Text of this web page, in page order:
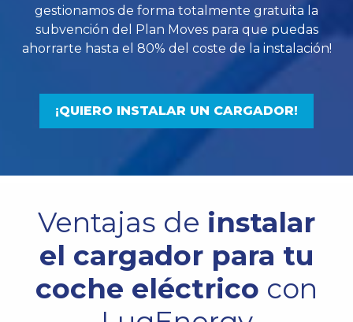
gestionamos de forma totalmente gratuita la
subvención del Plan Moves para que puedas
ahorrarte hasta el 80% del coste de la instalación!
¡QUIERO INSTALAR UN CARGADOR!
Ventajas de instalar
el cargador para tu
coche eléctrico con